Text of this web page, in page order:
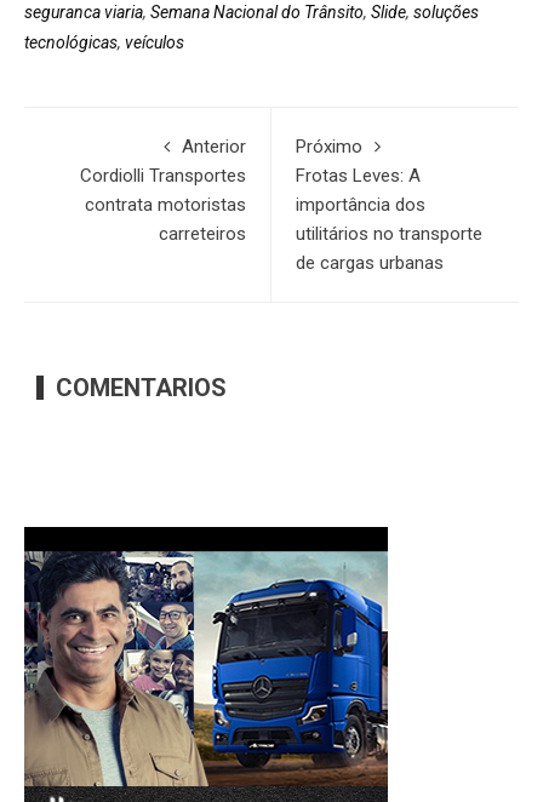
seguranca viaria, Semana Nacional do Trânsito, Slide, soluções
tecnológicas, veículos
Anterior
Cordiolli Transportes
contrata motoristas
carreteiros
Próximo
Frotas Leves: A
importância dos
utilitários no transporte
de cargas urbanas
COMENTARIOS